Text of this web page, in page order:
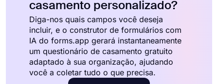
casamento personalizado?
Diga-nos quais campos você deseja
incluir, e o construtor de formulários com
IA do forms.app gerará instantaneamente
um questionário de casamento gratuito
adaptado à sua organização, ajudando
você a coletar tudo o que precisa.